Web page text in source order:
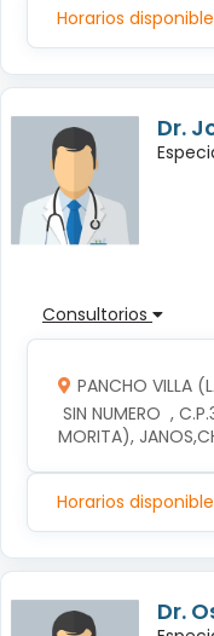
Horarios
Dr.
Consultorios
PANCHO VILLA
MORITA),
Horarios
Dr.